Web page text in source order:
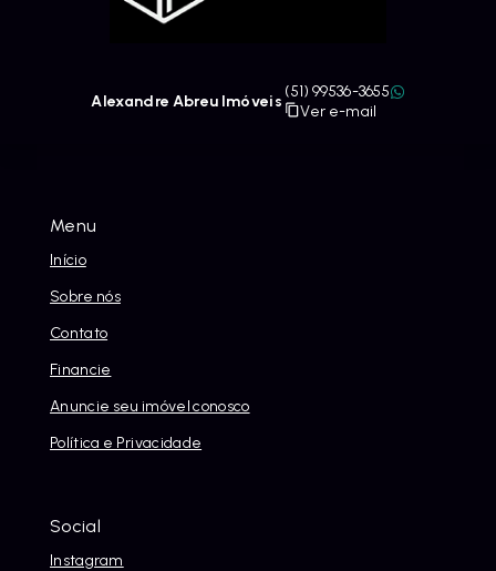
Menu
Início
Sobre nós
Contato
Financie
Anuncie seu imóvel conosco
Política e Privacidade
Social
Instagram
Alexandre Abreu Imóveis
(51) 99536-3655
Ver e-mail